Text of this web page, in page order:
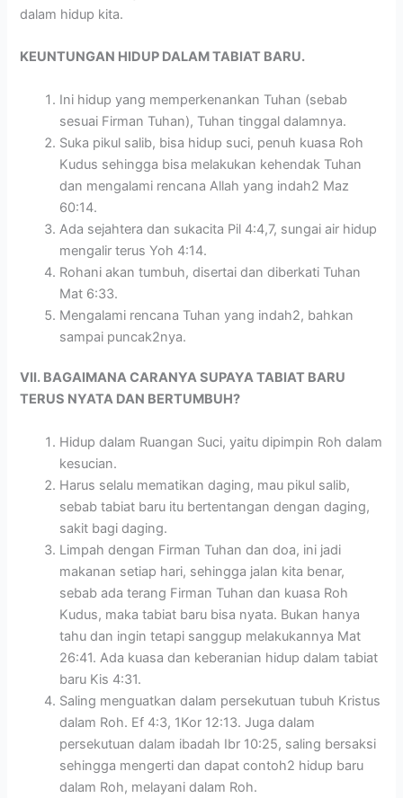
dalam hidup kita.
KEUNTUNGAN HIDUP DALAM TABIAT BARU.
Ini hidup yang memperkenankan Tuhan (sebab
sesuai Firman Tuhan), Tuhan tinggal dalamnya.
Suka pikul salib, bisa hidup suci, penuh kuasa Roh
Kudus sehingga bisa melakukan kehendak Tuhan
dan mengalami rencana Allah yang indah2 Maz
60:14.
Ada sejahtera dan sukacita Pil 4:4,7, sungai air hidup
mengalir terus Yoh 4:14.
Rohani akan tumbuh, disertai dan diberkati Tuhan
Mat 6:33.
Mengalami rencana Tuhan yang indah2, bahkan
sampai puncak2nya.
VII. BAGAIMANA CARANYA SUPAYA TABIAT BARU
TERUS NYATA DAN BERTUMBUH?
Hidup dalam Ruangan Suci, yaitu dipimpin Roh dalam
kesucian.
Harus selalu mematikan daging, mau pikul salib,
sebab tabiat baru itu bertentangan dengan daging,
sakit bagi daging.
Limpah dengan Firman Tuhan dan doa, ini jadi
makanan setiap hari, sehingga jalan kita benar,
sebab ada terang Firman Tuhan dan kuasa Roh
Kudus, maka tabiat baru bisa nyata. Bukan hanya
tahu dan ingin tetapi sanggup melakukannya Mat
26:41. Ada kuasa dan keberanian hidup dalam tabiat
baru Kis 4:31.
Saling menguatkan dalam persekutuan tubuh Kristus
dalam Roh. Ef 4:3, 1Kor 12:13. Juga dalam
persekutuan dalam ibadah Ibr 10:25, saling bersaksi
sehingga mengerti dan dapat contoh2 hidup baru
dalam Roh, melayani dalam Roh.